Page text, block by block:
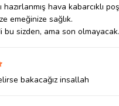
hazırlanmış hava kabarcıklı
emeğinize sağlık.
bu sizden, ama son
bakacağız insallah